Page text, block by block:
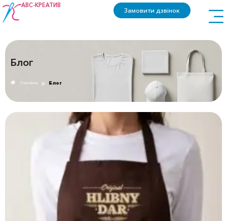
АВС-КРЕАТИВ
Замовити дзвінок
Блог
Головна » Блог